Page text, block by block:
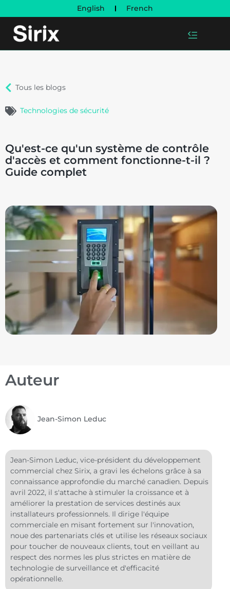
English French
Tous les blogs
Technologies de sécurité
Qu'est-ce qu'un système de contrôle
d'accès et comment fonctionne-t-il ?
Guide complet
Auteur
Jean-Simon Leduc
Jean-Simon Leduc, vice-président du développement
commercial chez Sirix, a gravi les échelons grâce à sa
connaissance approfondie du marché canadien. Depuis
avril 2022, il s'attache à stimuler la croissance et à
améliorer la prestation de services destinés aux
installateurs professionnels. Il dirige l'équipe
commerciale en misant fortement sur l'innovation,
noue des partenariats clés et utilise les réseaux sociaux
pour toucher de nouveaux clients, tout en veillant au
respect des normes les plus strictes en matière de
technologie de surveillance et d'efficacité
opérationnelle.